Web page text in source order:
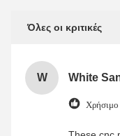
Όλες οι κριτικές
W White